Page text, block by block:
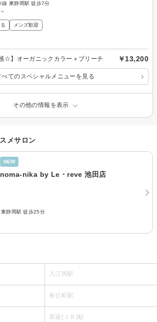
線 東静岡駅 徒歩7分
メンズ歓迎
☆】オーガニックカラー＋ブリーチ ￥13,200
べてのスペシャルメニューを見る
その他の情報を表示
メサロン
NEW
noma-nika by Le・reve 池田店
静岡駅 徒歩25分
入江岡駅
春日町駅
草薙(ＪＲ)駅